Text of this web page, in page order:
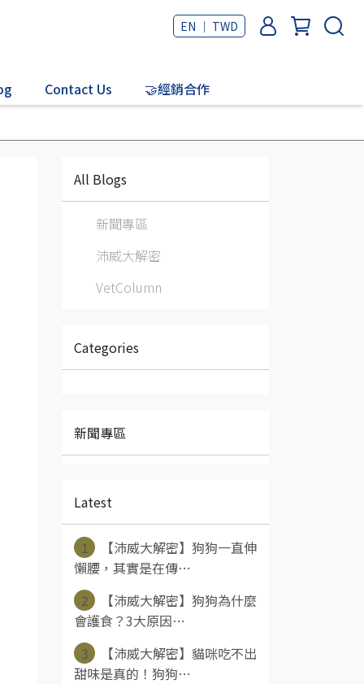
EN ｜ TWD
Contact Us 🤝經銷合作
All Blogs
新聞專區
沛威大解密
VetColumn
Categories
新聞專區
Latest
1
【沛威大解密】狗狗一直伸
懶腰，其實是在傳⋯
2
【沛威大解密】狗狗為什麼
會護食？3大原因⋯
3
【沛威大解密】貓咪吃不出
甜味是真的！狗狗⋯